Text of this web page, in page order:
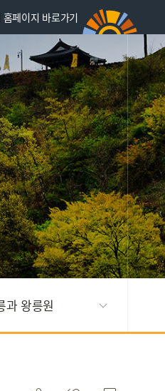
홈페이지 바로가기
과 왕릉원